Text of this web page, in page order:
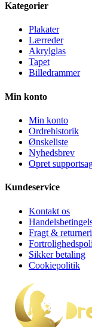
Kategorier
Plakater
Lærreder
Akrylglas
Tapet
Billedrammer
Min konto
Min konto
Ordrehistorik
Ønskeliste
Nyhedsbrev
Opret
Kundeservice
Kontakt os
Fragt &
Sikker betaling
Cookiepolitik